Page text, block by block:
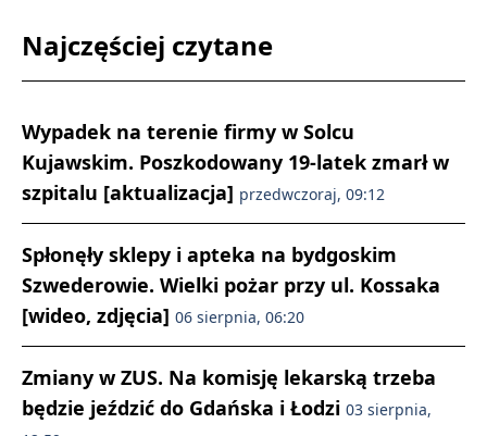
Najczęściej czytane
Wypadek na terenie firmy w Solcu
Kujawskim. Poszkodowany 19-latek zmarł w
szpitalu [aktualizacja] przedwczoraj, 09:12
Spłonęły sklepy i apteka na bydgoskim
Szwederowie. Wielki pożar przy ul. Kossaka
[wideo, zdjęcia] 06 sierpnia, 06:20
Zmiany w ZUS. Na komisję lekarską trzeba
będzie jeździć do Gdańska i Łodzi 03 sierpnia,